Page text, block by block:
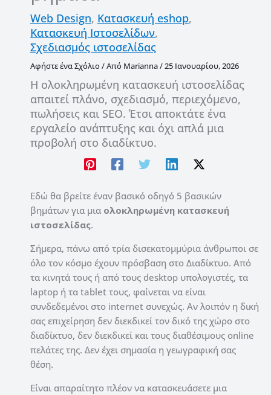
Web Design, Κατασκευή eshop,
Κατασκευή Ιστοσελίδων,
Σχεδιασμός ιστοσελίδας
Αφήστε ένα Σχόλιο/ Από Marianna/25 Ιανουαρίου, 2026
Η ολοκληρωμένη κατασκευή ιστοσελίδας
απαιτεί πλάνο, σχεδιασμό, περιεχόμενο,
πωλήσεις και SEO. Έτσι αποκτάτε ένα
εργαλείο ανάπτυξης και όχι απλά μια
προβολή στο διαδίκτυο.
Εδώ θα βρείτε έναν βασικό οδηγό 5 βασικών
βημάτων για μια ολοκληρωμένη κατασκευή
ιστοσελίδας.
Σήμερα, πάνω από τρία δισεκατομμύρια άνθρωποι σε
όλο τον κόσμο έχουν πρόσβαση στο Διαδίκτυο. Από
τα κινητά τους ή από τους desktop υπολογιστές, τα
laptop ή τα tablet τους, φαίνεται να είναι
συνδεδεμένοι στο internet συνεχώς. Αν λοιπόν η δική
σας επιχείρηση δεν διεκδικεί τον δικό της χώρο στο
διαδίκτυο, δεν διεκδικεί και τους διαθέσιμους online
πελάτες της. Δεν έχει σημασία η γεωγραφική σας
θέση.
Είναι απαραίτητο πλέον να κατασκευάσετε μια